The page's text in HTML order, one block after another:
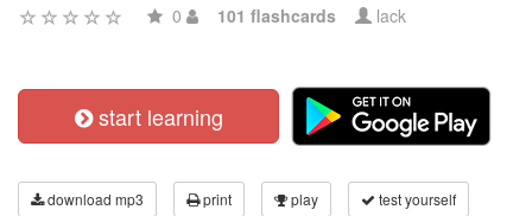
0 101 flashcards lack
start learning
download mp3 print play test yourself